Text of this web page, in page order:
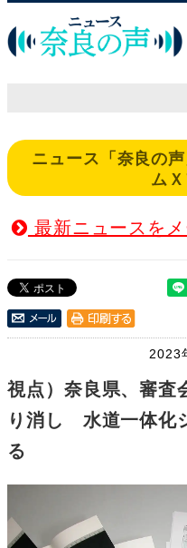
ニュース「奈良の
ム
最新ニュースを
2023
視点）奈良県、審査
り消し 水道一体化
る